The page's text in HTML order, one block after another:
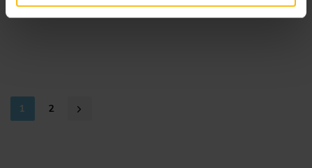
1 2